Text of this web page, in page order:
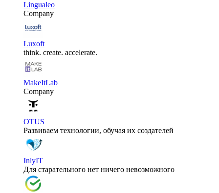
Lingualeo
Company
Luxoft
think. create. accelerate.
MakeItLab
Company
OTUS
Развиваем технологии, обучая их создателей
InlyIT
Для старательного нет ничего невозможного